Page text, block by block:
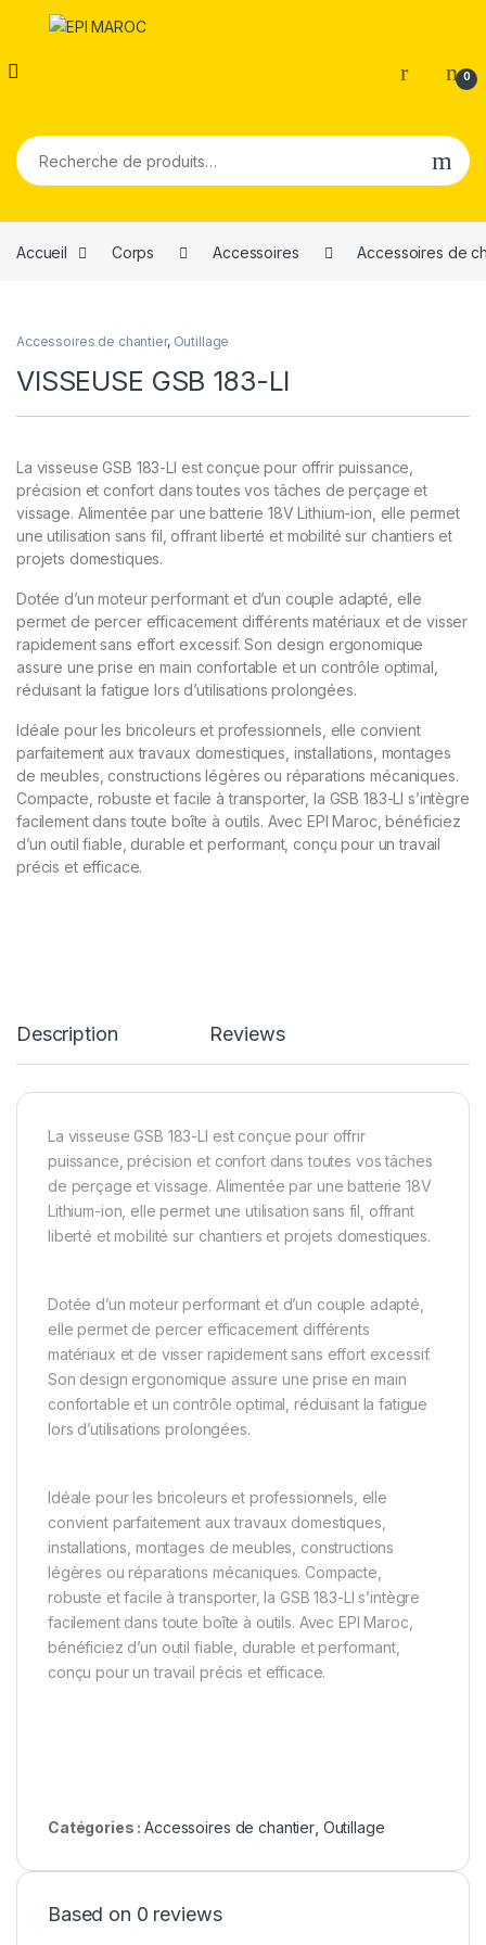
0
Recherche pour :
Accueil Corps Accessoires Accessoires de
Accessoires de chantier, Outillage
VISSEUSE GSB 183-LI
La visseuse GSB 183-LI est conçue pour offrir puissance,
précision et confort dans toutes vos tâches de perçage et
vissage. Alimentée par une batterie 18V Lithium-ion, elle permet
une utilisation sans fil, offrant liberté et mobilité sur chantiers et
projets domestiques.
Dotée d’un moteur performant et d’un couple adapté, elle
permet de percer efficacement différents matériaux et de visser
rapidement sans effort excessif. Son design ergonomique
assure une prise en main confortable et un contrôle optimal,
réduisant la fatigue lors d’utilisations prolongées.
Idéale pour les bricoleurs et professionnels, elle convient
parfaitement aux travaux domestiques, installations, montages
de meubles, constructions légères ou réparations mécaniques.
Compacte, robuste et facile à transporter, la GSB 183-LI s’intègre
facilement dans toute boîte à outils. Avec EPI Maroc, bénéficiez
d’un outil fiable, durable et performant, conçu pour un travail
précis et efficace.
Description Reviews
La visseuse GSB 183-LI est conçue pour offrir
puissance, précision et confort dans toutes vos tâches
de perçage et vissage. Alimentée par une batterie 18V
Lithium-ion, elle permet une utilisation sans fil, offrant
liberté et mobilité sur chantiers et projets domestiques.
Dotée d’un moteur performant et d’un couple adapté,
elle permet de percer efficacement différents
matériaux et de visser rapidement sans effort excessif.
Son design ergonomique assure une prise en main
confortable et un contrôle optimal, réduisant la fatigue
lors d’utilisations prolongées.
Idéale pour les bricoleurs et professionnels, elle
convient parfaitement aux travaux domestiques,
installations, montages de meubles, constructions
légères ou réparations mécaniques. Compacte,
robuste et facile à transporter, la GSB 183-LI s’intègre
facilement dans toute boîte à outils. Avec EPI Maroc,
bénéficiez d’un outil fiable, durable et performant,
conçu pour un travail précis et efficace.
Catégories :Accessoires de chantier, Outillage
Based on 0 reviews